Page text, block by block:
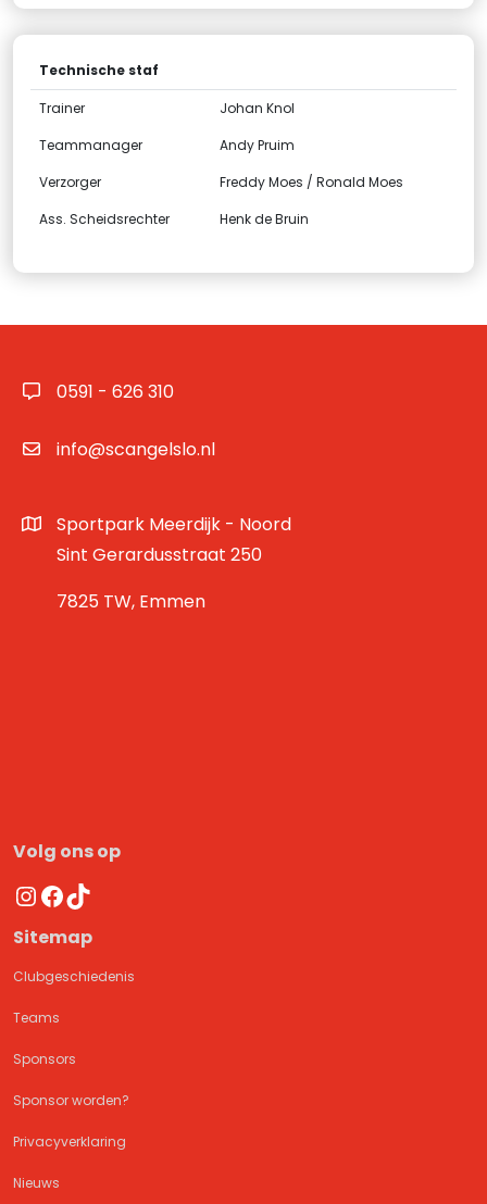
Technische staf
Trainer
Johan Knol
Teammanager
Andy Pruim
Verzorger
Freddy Moes / Ronald Moes
Ass. Scheidsrechter
Henk de Bruin
0591 - 626 310
info@scangelslo.nl
Sportpark Meerdijk - Noord
Sint Gerardusstraat 250
7825 TW, Emmen
Volg ons op
Instagram
Facebook
TikTok
Sitemap
Clubgeschiedenis
Teams
Sponsors
Sponsor worden?
Privacyverklaring
Nieuws